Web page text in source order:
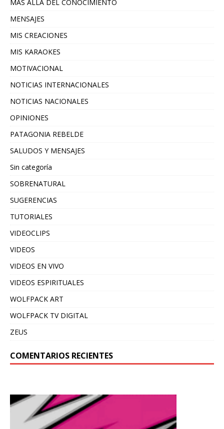
MAS ALLA DEL CONOCIMIENTO
MENSAJES
MIS CREACIONES
MIS KARAOKES
MOTIVACIONAL
NOTICIAS INTERNACIONALES
NOTICIAS NACIONALES
OPINIONES
PATAGONIA REBELDE
SALUDOS Y MENSAJES
Sin categoría
SOBRENATURAL
SUGERENCIAS
TUTORIALES
VIDEOCLIPS
VIDEOS
VIDEOS EN VIVO
VIDEOS ESPIRITUALES
WOLFPACK ART
WOLFPACK TV DIGITAL
ZEUS
COMENTARIOS RECIENTES